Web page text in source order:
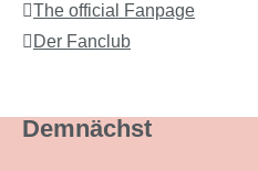
Demnächst
The official Fanpage
Der Fanclub